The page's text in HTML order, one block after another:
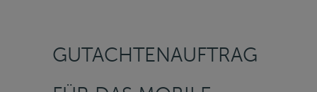
GUTACHTENAUFTRAG